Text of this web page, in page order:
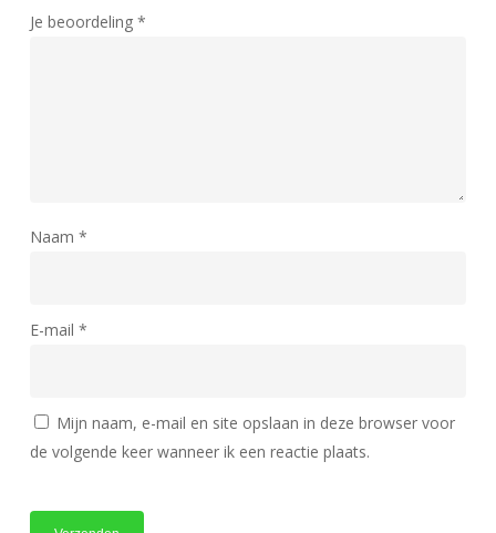
Je beoordeling *
Naam *
E-mail *
Mijn naam, e-mail en site opslaan in deze browser voor
de volgende keer wanneer ik een reactie plaats.